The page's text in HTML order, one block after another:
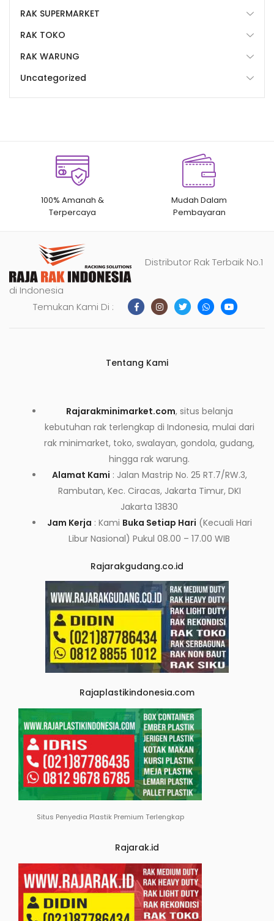
RAK SUPERMARKET
RAK TOKO
RAK WARUNG
Uncategorized
100% Amanah &
Terpercaya
Mudah Dalam
Pembayaran
Distributor Rak Terbaik No.1
di Indonesia
Temukan Kami Di :
Tentang Kami
Rajarakminimarket.com, situs belanja
kebutuhan rak terlengkap di Indonesia, mulai dari
rak minimarket, toko, swalayan, gondola, gudang,
hingga rak warung.
Alamat Kami : Jalan Mastrip No. 25 RT.7/RW.3,
Rambutan, Kec. Ciracas, Jakarta Timur, DKI
Jakarta 13830
Jam Kerja : Kami Buka Setiap Hari (Kecuali Hari
Libur Nasional) Pukul 08.00 – 17.00 WIB
Rajarakgudang.co.id
Rajaplastikindonesia.com
Situs Penyedia Plastik Premium Terlengkap
Rajarak.id